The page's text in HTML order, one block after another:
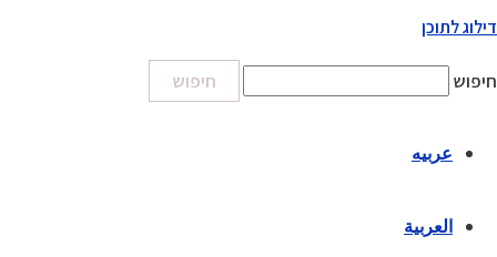
דילוג לתוכן
חיפוש חיפוש
عربيه
العربية